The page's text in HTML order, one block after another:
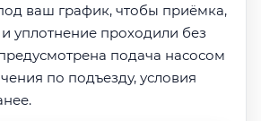
ваш график, чтобы приёмка,
уплотнение проходили без
подача насосом
по подъезду, условия